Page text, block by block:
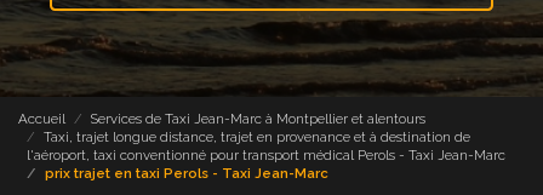
Accueil
Services de Taxi Jean-Marc à Montpellier et alentours
Taxi, trajet longue distance, trajet en provenance et à destination de
l'aéroport, taxi conventionné pour transport médical Perols - Taxi Jean-Marc
prix trajet en taxi Perols - Taxi Jean-Marc